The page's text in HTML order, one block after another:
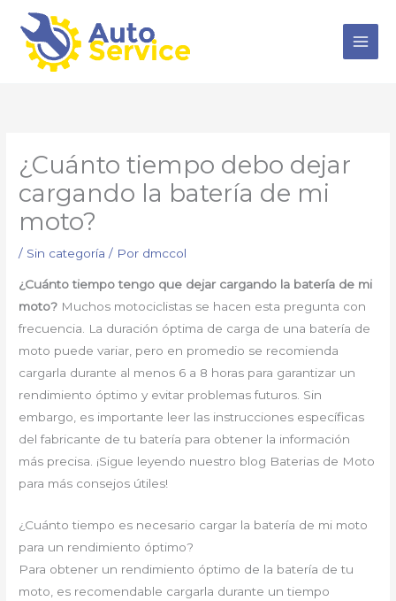
contenido
¿Cuánto tiempo debo dejar
cargando la batería de mi
moto?
/ Sin categoría / Por dmccol
¿Cuánto tiempo tengo que dejar cargando la batería de mi
moto? Muchos motociclistas se hacen esta pregunta con
frecuencia. La duración óptima de carga de una batería de
moto puede variar, pero en promedio se recomienda
cargarla durante al menos 6 a 8 horas para garantizar un
rendimiento óptimo y evitar problemas futuros. Sin
embargo, es importante leer las instrucciones específicas
del fabricante de tu batería para obtener la información
más precisa. ¡Sigue leyendo nuestro blog Baterias de Moto
para más consejos útiles!
¿Cuánto tiempo es necesario cargar la batería de mi moto
para un rendimiento óptimo?
Para obtener un rendimiento óptimo de la batería de tu
moto, es recomendable cargarla durante un tiempo